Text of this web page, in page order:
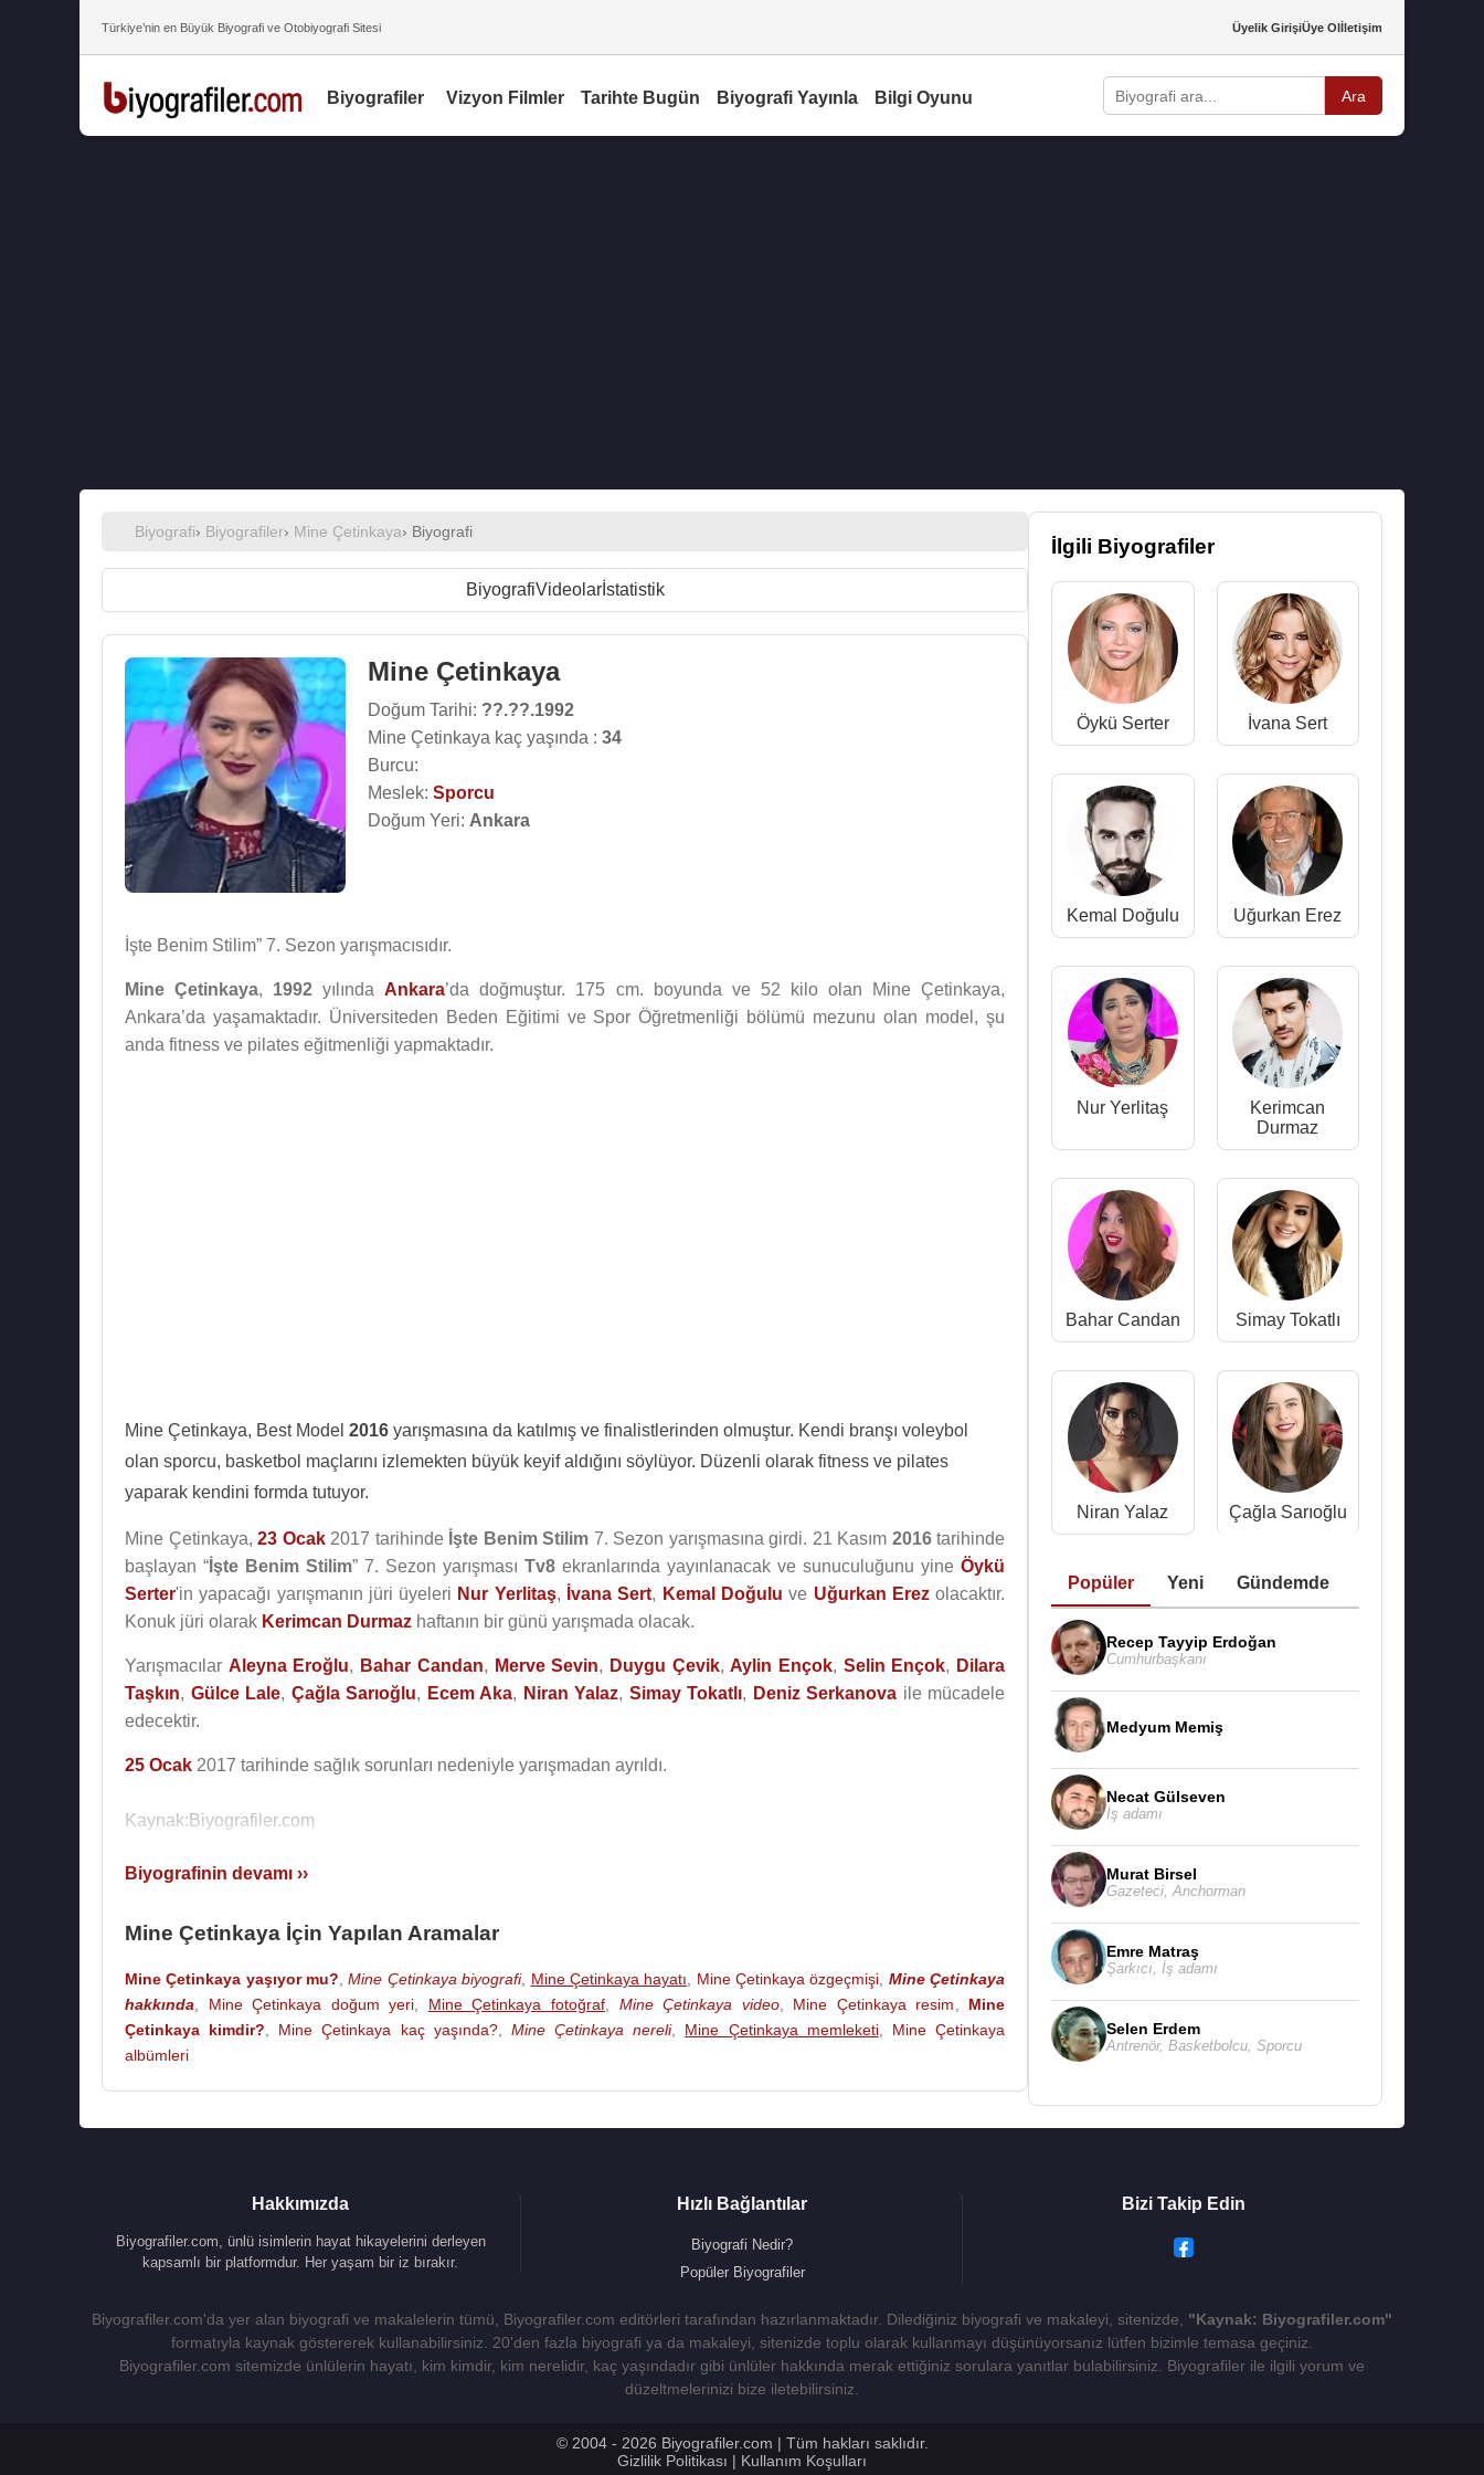
Türkiye’nin en Büyük Biyografi ve Otobiyografi Sitesi Üyelik GirişiÜye Olİletişim
Biyografiler Vizyon Filmler Tarihte Bugün Biyografi Yayınla Bilgi Oyunu Ara
Biyografi› Biyografiler› Mine Çetinkaya› Biyografi
BiyografiVideolarİstatistik
Mine Çetinkaya
Doğum Tarihi: ??.??.1992
Mine Çetinkaya kaç yaşında : 34
Burcu:
Meslek: Sporcu
Doğum Yeri: Ankara
İşte Benim Stilim” 7. Sezon yarışmacısıdır.
Mine Çetinkaya, 1992 yılındaAnkara’da doğmuştur. 175 cm. boyunda ve 52 kilo olan Mine Çetinkaya,
Ankara’da yaşamaktadır. Üniversiteden Beden Eğitimi ve Spor Öğretmenliği bölümü mezunu olan model, şu
anda fitness ve pilates eğitmenliği yapmaktadır.
Mine Çetinkaya, Best Model 2016 yarışmasına da katılmış ve finalistlerinden olmuştur. Kendi branşı voleybol
olan sporcu, basketbol maçlarını izlemekten büyük keyif aldığını söylüyor. Düzenli olarak fitness ve pilates
yaparak kendini formda tutuyor.
Mine Çetinkaya, 23 Ocak2017 tarihinde İşte Benim Stilim 7. Sezon yarışmasına girdi. 21 Kasım 2016tarihinde
başlayan “ İşte Benim Stilim” 7. Sezon yarışması Tv8 ekranlarında yayınlanacak ve sunuculuğunu yine Öykü
Serter'in yapacağı yarışmanın jüri üyeleri Nur Yerlitaş, İvana Sert, Kemal Doğulu ve Uğurkan Erezolacaktır.
Konuk jüri olarak Kerimcan Durmaz haftanın bir günü yarışmada olacak.
Yarışmacılar Aleyna Eroğlu, Bahar Candan, Merve Sevin, Duygu Çevik,Aylin Ençok, Selin Ençok, Dilara
Taşkın, Gülce Lale, Çağla Sarıoğlu, Ecem Aka, Niran Yalaz, Simay Tokatlı, Deniz Serkanova ile mücadele
edecektir.
25 Ocak 2017 tarihinde sağlık sorunları nedeniyle yarışmadan ayrıldı.
Kaynak:Biyografiler.com
Biyografinin devamı ››
Mine Çetinkaya İçin Yapılan Aramalar
Mine Çetinkaya yaşıyor mu? ,Mine Çetinkaya biyografi, Mine Çetinkaya hayatı Mine Çetinkaya özgeçmişi Mine Çetinkaya
hakkında
Mine Çetinkaya doğum yeri Mine Çetinkaya fotoğraf Mine Çetinkaya video, Mine Çetinkaya resim
Mine
Çetinkaya kimdir?
Mine Çetinkaya kaç yaşında?, Mine Çetinkaya nereli, Mine Çetinkaya memleketi, Mine Çetinkaya
albümleri
İlgili Biyografiler
Öykü Serter İvana Sert
Kemal Doğulu Uğurkan Erez
Nur Yerlitaş
Kerimcan
Durmaz
Bahar Candan Simay Tokatlı
Niran Yalaz Çağla Sarıoğlu
Popüler Yeni Gündemde
Recep Tayyip Erdoğan
Cumhurbaşkanı
Medyum Memiş
Necat Gülseven
İş adamı
Murat Birsel
Gazeteci Anchorman
Emre Matraş
Şarkıcı İş adamı
Selen Erdem
Antrenör, Basketbolcu Sporcu
Hakkımızda
Biyografiler.com, ünlü isimlerin hayat hikayelerini derleyen
kapsamlı bir platformdur. Her yaşam bir iz bırakır.
Hızlı Bağlantılar
Biyografi Nedir?
Popüler Biyografiler
Bizi Takip Edin
Biyografiler.com'da yer alan biyografi ve makalelerin tümü, Biyografiler.com editörleri tarafından hazırlanmaktadır. Dilediğiniz biyografi ve makaleyi, sitenizde, "Kaynak: Biyografiler.com"
formatıyla kaynak göstererek kullanabilirsiniz. 20'den fazla biyografi ya da makaleyi, sitenizde toplu olarak kullanmayı düşünüyorsanız lütfen bizimle temasa geçiniz.
Biyografiler.com sitemizde ünlülerin hayatı, kim kimdir, kim nerelidir, kaç yaşındadır gibi ünlüler hakkında merak ettiğiniz sorulara yanıtlar bulabilirsiniz. Biyografiler ile ilgili yorum ve
düzeltmelerinizi bize iletebilirsiniz.
© 2004 - 2026 Biyografiler.com | Tüm hakları saklıdır.
Gizlilik Politikası | Kullanım Koşulları